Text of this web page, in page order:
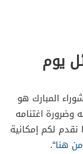
يوم
المبارك هو
اغتنامه
نقدم لكم إمكانية
من هنا“.